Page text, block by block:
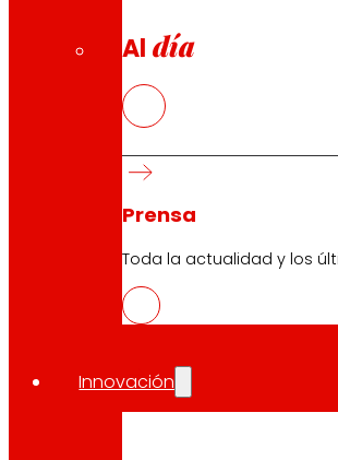
Al día
Prensa
Toda la actualidad y los
Innovación